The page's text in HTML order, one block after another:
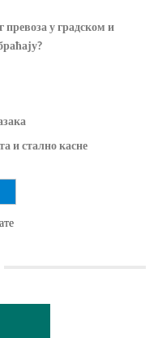
превоза у градском и
и стално касне